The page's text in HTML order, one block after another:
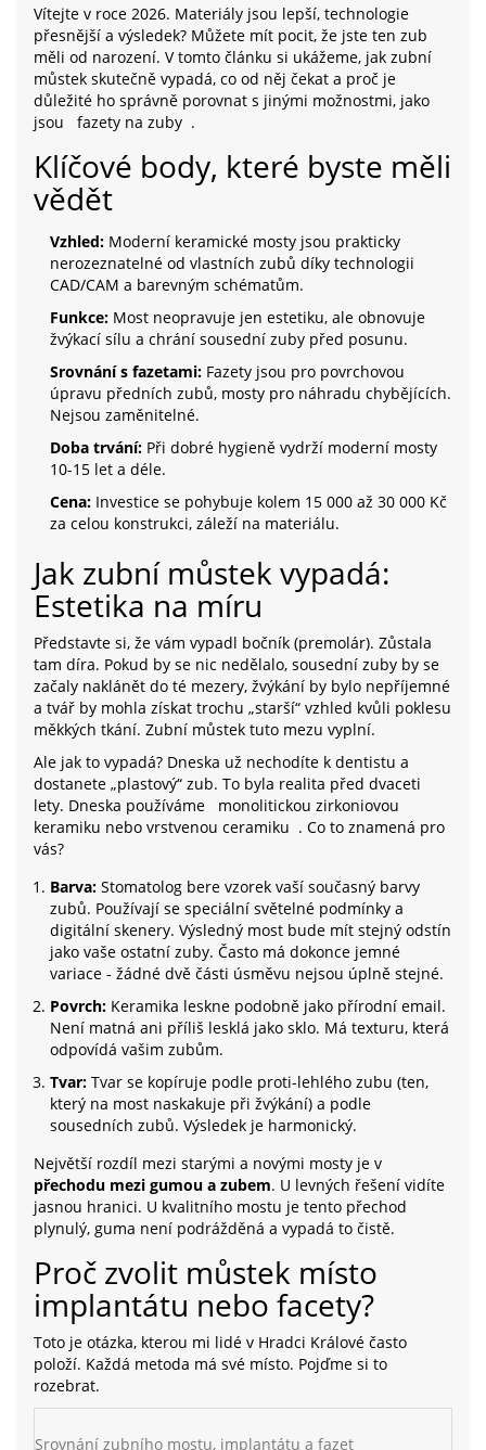
Vítejte v roce 2026. Materiály jsou lepší, technologie
přesnější a výsledek? Můžete mít pocit, že jste ten zub
měli od narození. V tomto článku si ukážeme, jak zubní
můstek skutečně vypadá, co od něj čekat a proč je
důležité ho správně porovnat s jinými možnostmi, jako
jsou
fazety na zuby .
Klíčové body, které byste měli
vědět
Vzhled: Moderní keramické mosty jsou prakticky
nerozeznatelné od vlastních zubů díky technologii
CAD/CAM a barevným schématům.
Funkce: Most neopravuje jen estetiku, ale obnovuje
žvýkací sílu a chrání sousední zuby před posunu.
Srovnání s fazetami: Fazety jsou pro povrchovou
úpravu předních zubů, mosty pro náhradu chybějících.
Nejsou zaměnitelné.
Doba trvání: Při dobré hygieně vydrží moderní mosty
10-15 let a déle.
Cena: Investice se pohybuje kolem 15 000 až 30 000 Kč
za celou konstrukci, záleží na materiálu.
Jak zubní můstek vypadá:
Estetika na míru
Představte si, že vám vypadl bočník (premolár). Zůstala
tam díra. Pokud by se nic nedělalo, sousední zuby by se
začaly naklánět do té mezery, žvýkání by bylo nepříjemné
a tvář by mohla získat trochu „starší“ vzhled kvůli poklesu
měkkých tkání. Zubní můstek tuto mezu vyplní.
Ale jak to vypadá? Dneska už nechodíte k dentistu a
dostanete „plastový“ zub. To byla realita před dvaceti
lety. Dneska používáme
monolitickou zirkoniovou
keramiku nebo vrstvenou ceramiku . Co to znamená pro
vás?
Barva: Stomatolog bere vzorek vaší současný barvy
zubů. Používají se speciální světelné podmínky a
digitální skenery. Výsledný most bude mít stejný odstín
jako vaše ostatní zuby. Často má dokonce jemné
variace - žádné dvě části úsměvu nejsou úplně stejné.
Povrch: Keramika leskne podobně jako přírodní email.
Není matná ani příliš lesklá jako sklo. Má texturu, která
odpovídá vašim zubům.
Tvar: Tvar se kopíruje podle proti-lehlého zubu (ten,
který na most naskakuje při žvýkání) a podle
sousedních zubů. Výsledek je harmonický.
Největší rozdíl mezi starými a novými mosty je v
přechodu mezi gumou a zubem. U levných řešení vidíte
jasnou hranici. U kvalitního mostu je tento přechod
plynulý, guma není podrážděná a vypadá to čistě.
Proč zvolit můstek místo
implantátu nebo facety?
Toto je otázka, kterou mi lidé v Hradci Králové často
položí. Každá metoda má své místo. Pojďme si to
rozebrat.
Srovnání zubního mostu, implantátu a fazet